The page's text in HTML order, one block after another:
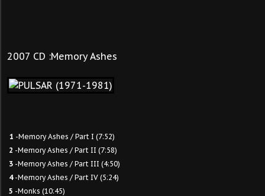
2007 CD :Memory Ashes
1 -Memory Ashes / Part I (7:52)
2 -Memory Ashes / Part II (7:58)
3 -Memory Ashes / Part III (4:50)
4-Memory Ashes / Part IV (5:24)
5 -Monks (10:45)